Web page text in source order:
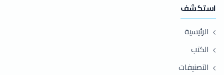
استكشف
الرئيسية
الكتب
التصنيفات